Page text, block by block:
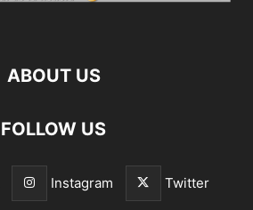
ABOUT US
FOLLOW US
Instagram Twitter